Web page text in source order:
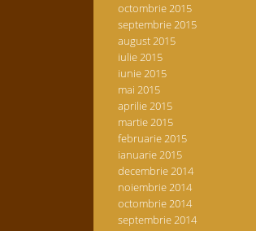
octombrie 2015
septembrie 2015
august 2015
iulie 2015
iunie 2015
mai 2015
aprilie 2015
martie 2015
februarie 2015
ianuarie 2015
decembrie 2014
noiembrie 2014
octombrie 2014
septembrie 2014